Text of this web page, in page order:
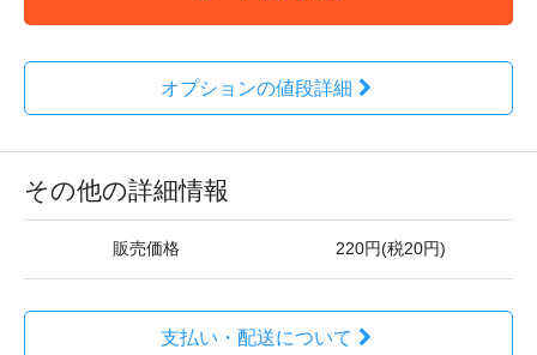
オプションの値段詳細
その他の詳細情報
販売価格 220円(税20円)
支払い・配送について